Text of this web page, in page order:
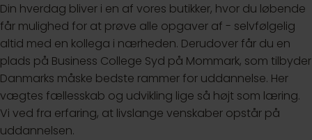
Din hverdag bliver i en af vores butikker, hvor du løbende
får mulighed for at prøve alle opgaver af - selvfølgelig
altid med en kollega i nærheden. Derudover får du en
plads på Business College Syd på Mommark, som tilbyder
Danmarks måske bedste rammer for uddannelse. Her
vægtes fællesskab og udvikling lige så højt som læring.
Vi ved fra erfaring, at livslange venskaber opstår på
uddannelsen.